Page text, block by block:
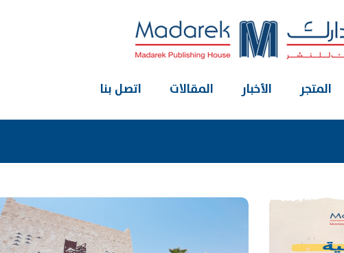
المتجر الأخبار المقالات اتصل بنا